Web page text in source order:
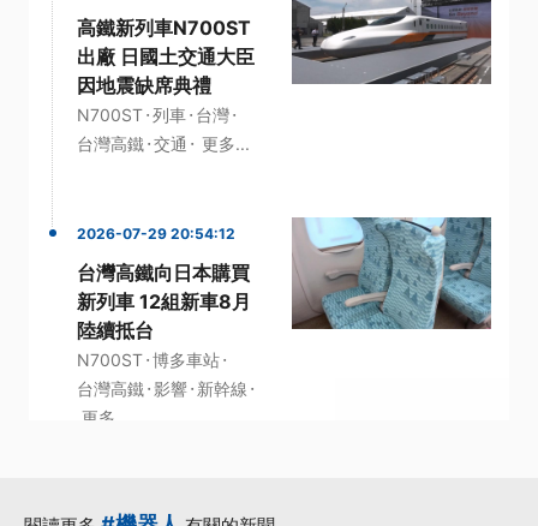
高鐵新列車N700ST
出廠 日國土交通大臣
因地震缺席典禮
N700ST·列車· 台灣·
台灣高鐵·交通 · 更多...
2026-07-29 20:54:12
台灣高鐵向日本購買
新列車 12組新車8月
陸續抵台
N700ST·博多車站·
台灣高鐵·影響· 新幹線 ·
更多...